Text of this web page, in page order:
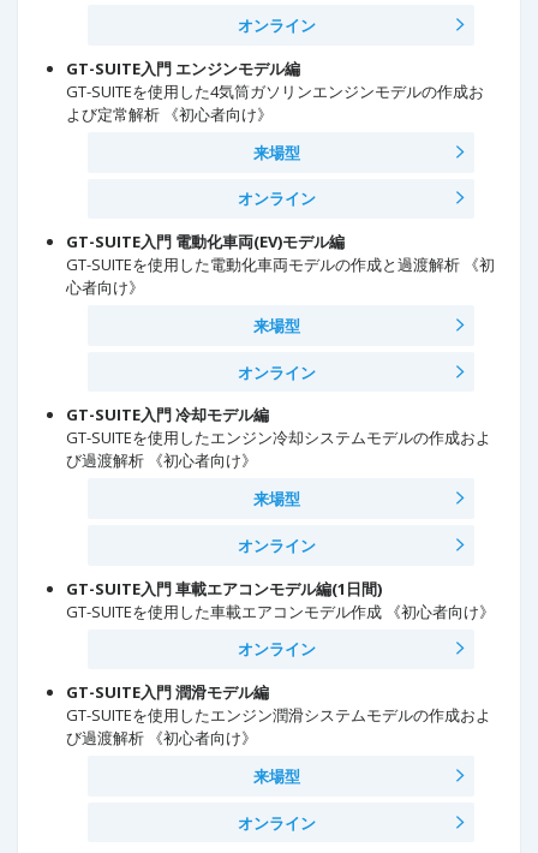
オンライン
GT-SUITE入門 エンジンモデル編
GT-SUITEを使用した4気筒ガソリンエンジンモデルの作成お
よび定常解析 《初心者向け》
来場型
オンライン
GT-SUITE入門 電動化車両(EV)モデル編
GT-SUITEを使用した電動化車両モデルの作成と過渡解析 《初
心者向け》
来場型
オンライン
GT-SUITE入門 冷却モデル編
GT-SUITEを使用したエンジン冷却システムモデルの作成およ
び過渡解析 《初心者向け》
来場型
オンライン
GT-SUITE入門 車載エアコンモデル編(1日間)
GT-SUITEを使用した車載エアコンモデル作成 《初心者向け》
オンライン
GT-SUITE入門 潤滑モデル編
GT-SUITEを使用したエンジン潤滑システムモデルの作成およ
び過渡解析 《初心者向け》
来場型
オンライン